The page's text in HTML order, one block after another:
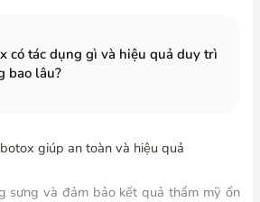
có tác dụng gì và hiệu quả duy trì
bao lâu?
giúp an toàn và hiệu quả
sưng và đảm bảo kết quả thẩm mỹ ổn